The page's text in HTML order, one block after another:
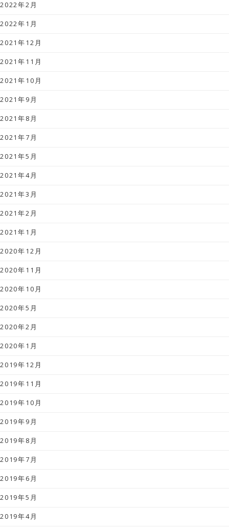
2022年2月
2022年1月
2021年12月
2021年11月
2021年10月
2021年9月
2021年8月
2021年7月
2021年5月
2021年4月
2021年3月
2021年2月
2021年1月
2020年12月
2020年11月
2020年10月
2020年5月
2020年2月
2020年1月
2019年12月
2019年11月
2019年10月
2019年9月
2019年8月
2019年7月
2019年6月
2019年5月
2019年4月